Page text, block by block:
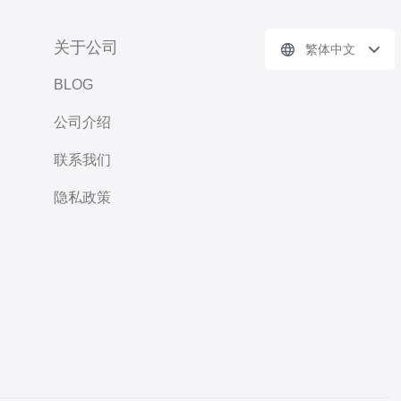
关于公司
BLOG
公司介绍
联系我们
隐私政策
繁体中文